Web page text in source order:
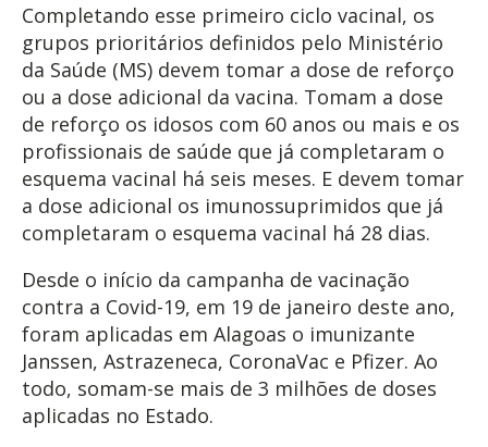
Completando esse primeiro ciclo vacinal, os
grupos prioritários definidos pelo Ministério
da Saúde (MS) devem tomar a dose de reforço
ou a dose adicional da vacina. Tomam a dose
de reforço os idosos com 60 anos ou mais e os
profissionais de saúde que já completaram o
esquema vacinal há seis meses. E devem tomar
a dose adicional os imunossuprimidos que já
completaram o esquema vacinal há 28 dias.
Desde o início da campanha de vacinação
contra a Covid-19, em 19 de janeiro deste ano,
foram aplicadas em Alagoas o imunizante
Janssen, Astrazeneca, CoronaVac e Pfizer. Ao
todo, somam-se mais de 3 milhões de doses
aplicadas no Estado.